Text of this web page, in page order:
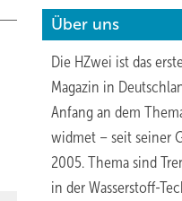
Über uns
Die HZwei ist das
Magazin in
Anfang an dem
widmet – seit seiner
2005. Thema sind
in der Wasserstoff-